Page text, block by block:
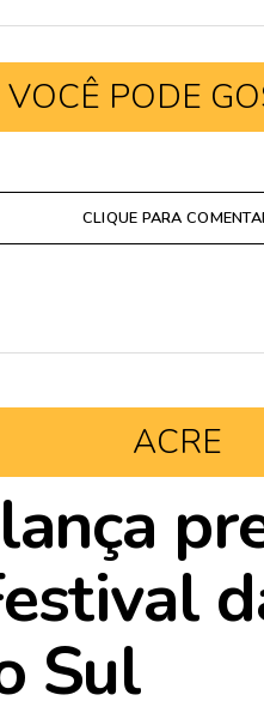
VOCÊ PODE
CLIQUE PARA
ACRE
Sul